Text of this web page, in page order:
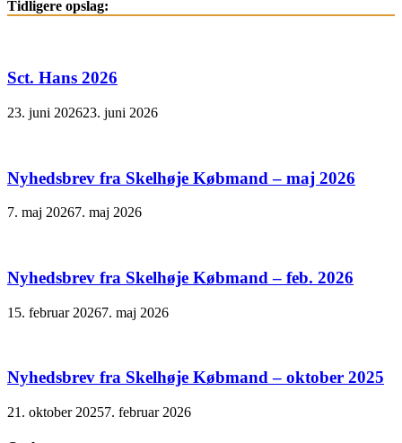
Tidligere opslag:
Sct. Hans 2026
23. juni 202623. juni 2026
Nyhedsbrev fra Skelhøje Købmand – maj 2026
7. maj 20267. maj 2026
Nyhedsbrev fra Skelhøje Købmand – feb. 2026
15. februar 20267. maj 2026
Nyhedsbrev fra Skelhøje Købmand – oktober 2025
21. oktober 20257. februar 2026